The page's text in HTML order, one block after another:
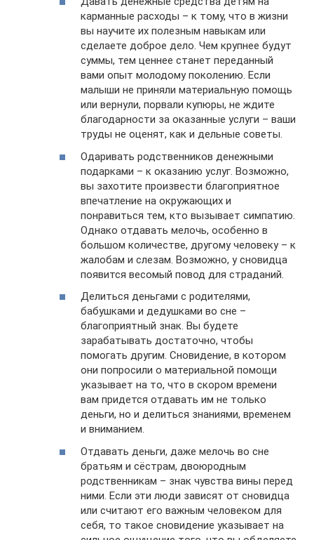
карманные расходы – к тому, что в жизни
вы научите их полезным навыкам или
сделаете доброе дело. Чем крупнее будут
суммы, тем ценнее станет переданный
вами опыт молодому поколению. Если
малыши не приняли материальную помощь
или вернули, порвали купюры, не ждите
благодарности за оказанные услуги – ваши
труды не оценят, как и дельные советы.
Одаривать родственников денежными
подарками – к оказанию услуг. Возможно,
вы захотите произвести благоприятное
впечатление на окружающих и
понравиться тем, кто вызывает симпатию.
Однако отдавать мелочь, особенно в
большом количестве, другому человеку – к
жалобам и слезам. Возможно, у сновидца
появится весомый повод для страданий.
Делиться деньгами с родителями,
бабушками и дедушками во сне –
благоприятный знак. Вы будете
зарабатывать достаточно, чтобы
помогать другим. Сновидение, в котором
они попросили о материальной помощи
указывает на то, что в скором времени
вам придется отдавать им не только
деньги, но и делиться знаниями, временем
и вниманием.
Отдавать деньги, даже мелочь во сне
братьям и сёстрам, двоюродным
родственникам – знак чувства вины перед
ними. Если эти люди зависят от сновидца
или считают его важным человеком для
себя, то такое сновидение указывает на